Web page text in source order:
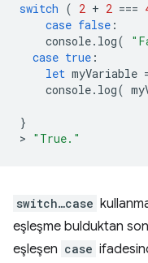
switch ( 2 + 2 ===
case false :
console. log(
case true :
let myVariable
console. log(
}
> "True."
switch…case
eşleşme bulduktan
eşleşen case